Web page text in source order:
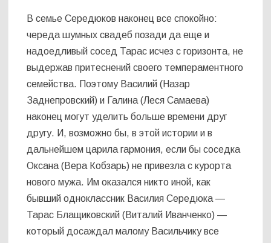
В семье Середюков наконец все спокойно:
череда шумных свадеб позади да еще и
надоедливый сосед Тарас исчез с горизонта, не
выдержав притеснений своего темпераментного
семейства. Поэтому Василий (Назар
Заднепровский) и Галина (Леся Самаева)
наконец могут уделить больше времени друг
другу. И, возможно бы, в этой истории и в
дальнейшем царила гармония, если бы соседка
Оксана (Вера Кобзарь) не привезла с курорта
нового мужа. Им оказался никто иной, как
бывший одноклассник Василия Середюка —
Тарас Блащиковский (Виталий Иванченко) —
который досаждал малому Васильчику все